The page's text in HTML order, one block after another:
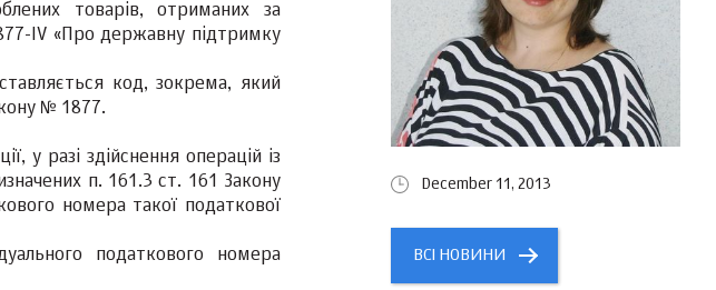
товарів, отриманих за
IV «Про державну підтримку
код, зокрема, який
№ 1877.
у разі здійснення операцій із
п. 161.3 ст. 161 Закону
номера такої податкової
податкового номера
December 11, 2013
ВСІ НОВИНИ